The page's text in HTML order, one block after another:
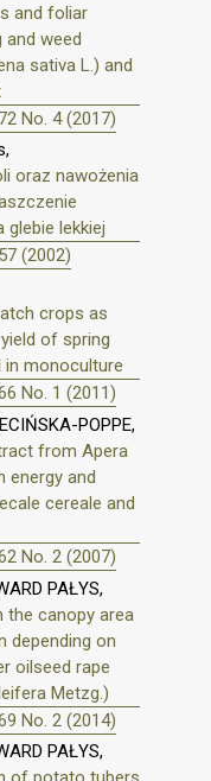
and foliar
weed
sativa L.) and
No. 4 (2017)
oraz nawożenia
glebie lekkiej
(2002)
crops as
of spring
in monoculture
No. 1 (2011)
POPPE,
from Apera
energy and
cereale and
No. 2 (2007)
PAŁYS,
the canopy area
depending on
oilseed rape
Metzg.)
No. 2 (2014)
PAŁYS,